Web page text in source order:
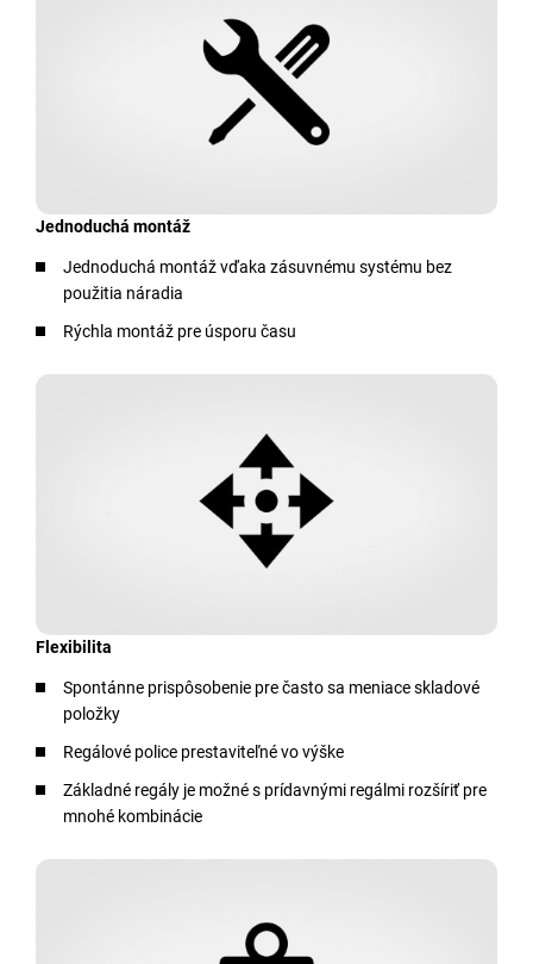
Jednoduchá montáž
Jednoduchá montáž vďaka zásuvnému systému bez
použitia náradia
Rýchla montáž pre úsporu času
Flexibilita
Spontánne prispôsobenie pre často sa meniace skladové
položky
Regálové police prestaviteľné vo výške
Základné regály je možné s prídavnými regálmi rozšíriť pre
mnohé kombinácie